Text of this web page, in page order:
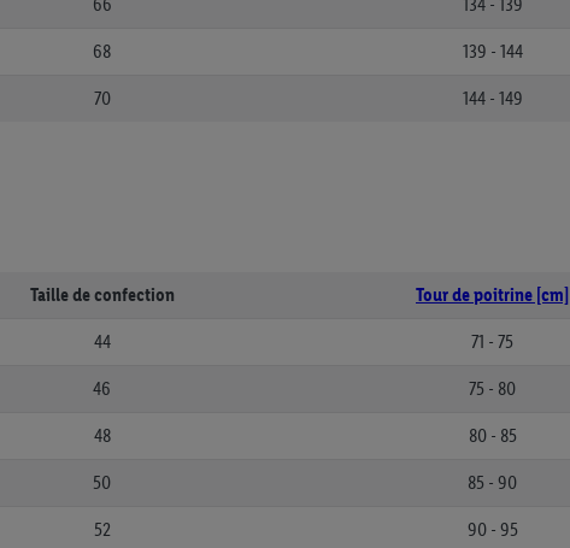
68 139 - 144
70 144 - 149
Taille de confection Tour de poitrine [cm]
44 71 - 75
46 75 - 80
48 80 - 85
50 85 - 90
52 90 - 95